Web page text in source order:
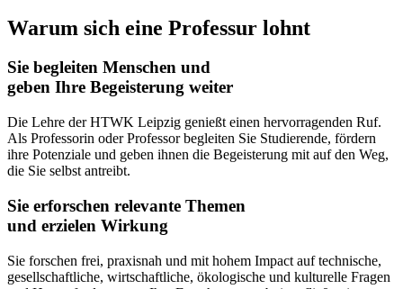
Warum sich eine Professur lohnt
Sie begleiten Menschen und
geben Ihre Begeisterung weiter
Die Lehre der HTWK Leipzig genießt einen hervorragenden Ruf.
Als Professorin oder Professor begleiten Sie Studierende, fördern
ihre Potenziale und geben ihnen die Begeisterung mit auf den Weg,
die Sie selbst antreibt.
Sie erforschen relevante Themen
und erzielen Wirkung
Sie forschen frei, praxisnah und mit hohem Impact auf technische,
gesellschaftliche, wirtschaftliche, ökologische und kulturelle Fragen